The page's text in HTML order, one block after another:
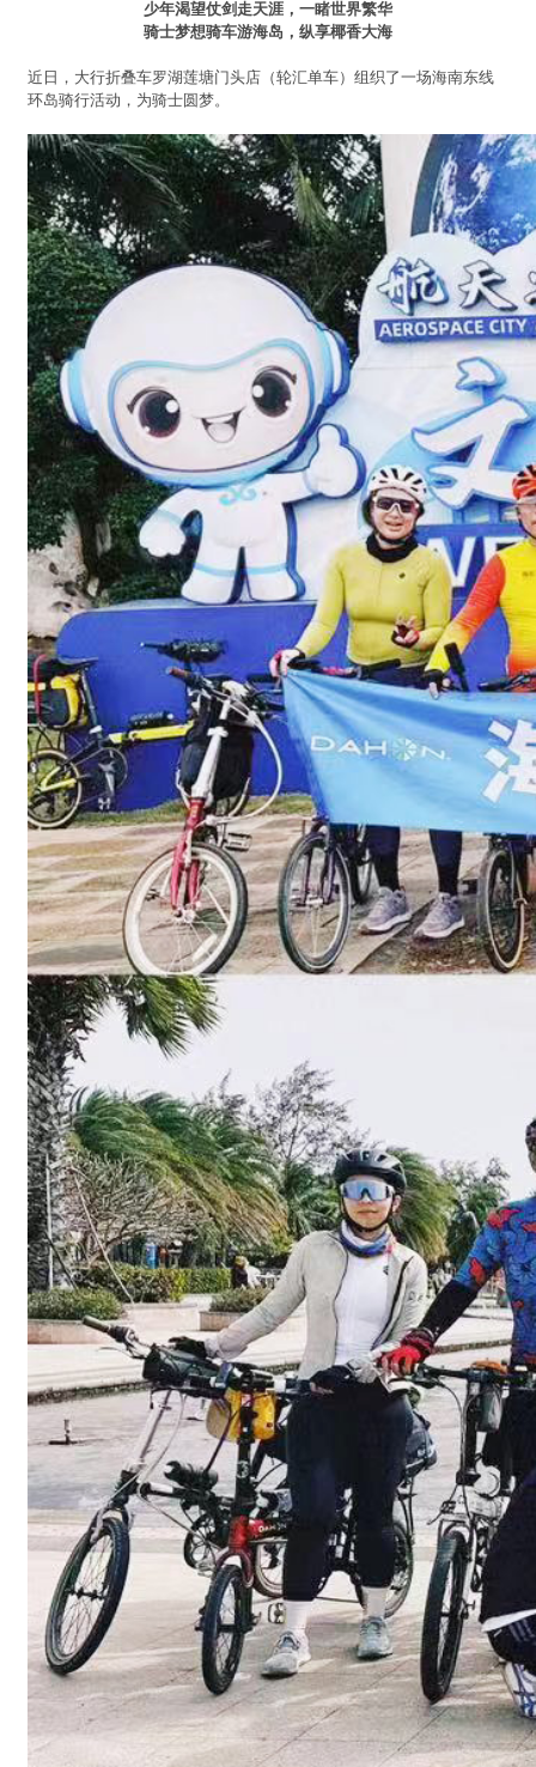
少年渴望仗剑走天涯，一睹世界繁华
骑士梦想骑车游海岛，纵享椰香大海
近日，大行折叠车罗湖莲塘门头店（轮汇单车）组织了一场海南东线
环岛骑行活动，为骑士圆梦。